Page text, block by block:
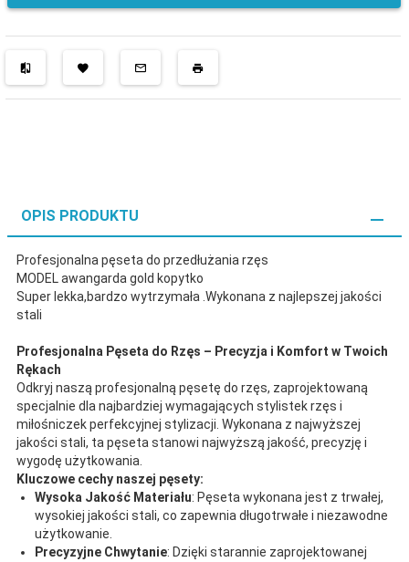
OPIS PRODUKTU
Profesjonalna pęseta do przedłużania rzęs
MODEL awangarda gold kopytko
Super lekka,bardzo wytrzymała .Wykonana z najlepszej jakości
stali
Profesjonalna Pęseta do Rzęs – Precyzja i Komfort w Twoich
Rękach
Odkryj naszą profesjonalną pęsetę do rzęs, zaprojektowaną
specjalnie dla najbardziej wymagających stylistek rzęs i
miłośniczek perfekcyjnej stylizacji. Wykonana z najwyższej
jakości stali, ta pęseta stanowi najwyższą jakość, precyzję i
wygodę użytkowania.
Kluczowe cechy naszej pęsety:
Wysoka Jakość Materiału: Pęseta wykonana jest z trwałej,
wysokiej jakości stali, co zapewnia długotrwałe i niezawodne
użytkowanie.
Precyzyjne Chwytanie: Dzięki starannie zaprojektowanej